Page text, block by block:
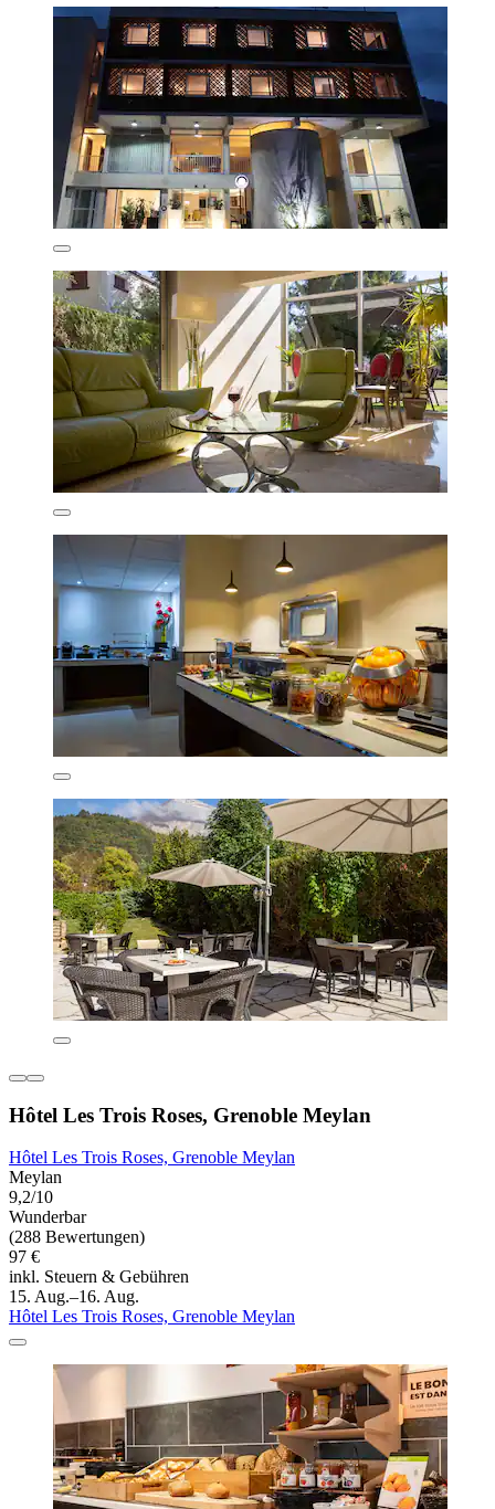
Hôtel Les Trois Roses, Grenoble Meylan
Hôtel Les Trois Roses, Grenoble Meylan
Meylan
9,2/10
Wunderbar
(288 Bewertungen)
97 €
inkl. Steuern & Gebühren
15. Aug.–16. Aug.
Hôtel Les Trois Roses, Grenoble Meylan